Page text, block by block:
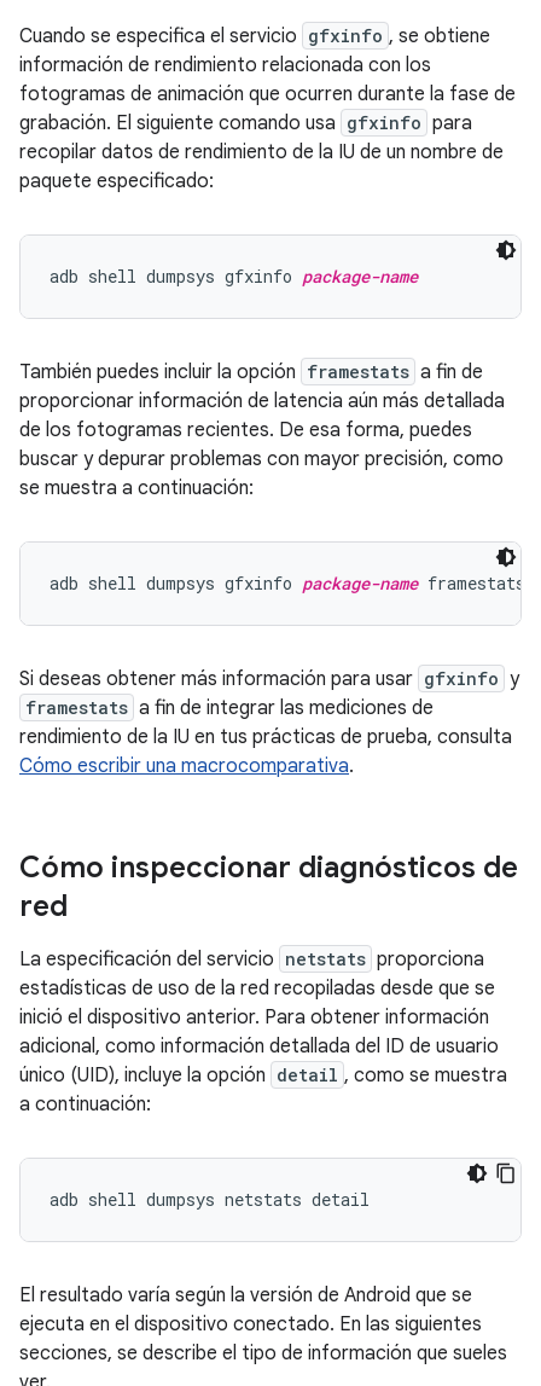
Cuando se especifica el servicio gfxinfo , se obtiene
información de rendimiento relacionada con los
fotogramas de animación que ocurren durante la fase de
grabación. El siguiente comando usa gfxinfo para
recopilar datos de rendimiento de la IU de un nombre de
paquete especificado:
adb shell dumpsys gfxinfo package-name
También puedes incluir la opción framestats a fin de
proporcionar información de latencia aún más detallada
de los fotogramas recientes. De esa forma, puedes
buscar y depurar problemas con mayor precisión, como
se muestra a continuación:
adb shell dumpsys gfxinfo package-name
Si deseas obtener más información para usar gfxinfo y
framestats a fin de integrar las mediciones de
rendimiento de la IU en tus prácticas de prueba, consulta
Cómo escribir una macrocomparativa.
Cómo inspeccionar diagnósticos de
red
La especificación del servicio netstats proporciona
estadísticas de uso de la red recopiladas desde que se
inició el dispositivo anterior. Para obtener información
adicional, como información detallada del ID de usuario
único (UID), incluye la opción detail , como se muestra
a continuación:
El resultado varía según la versión de Android que se
ejecuta en el dispositivo conectado. En las siguientes
secciones, se describe el tipo de información que sueles